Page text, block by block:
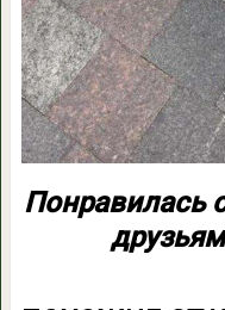
Понравилась